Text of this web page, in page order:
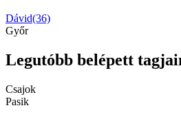
Dávid(36)
Győr
Legutóbb belépett
Csajok
Pasik